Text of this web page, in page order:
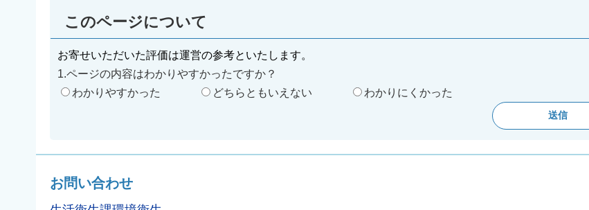
このページについて
お寄せいただいた評価は運営の参考といたします。
1.ページの内容はわかりやすかったですか？
わかりやすかった
どちらともいえない わかりにくかった
お問い合わせ